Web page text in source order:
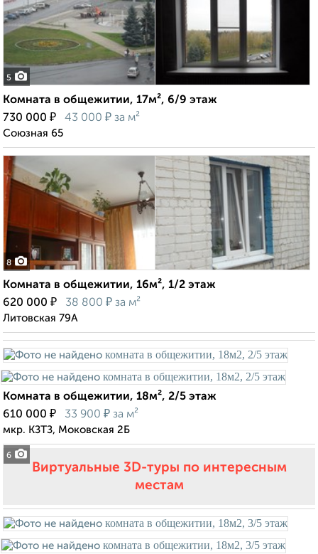
5
Комната в общежитии, 17м², 6/9 этаж
730 000 ₽ 43 000 ₽ за м²
Союзная 65
8
Комната в общежитии, 16м², 1/2 этаж
620 000 ₽ 38 800 ₽ за м²
Литовская 79А
6
Комната в общежитии, 18м², 2/5 этаж
610 000 ₽ 33 900 ₽ за м²
мкр. КЗТЗ, Моковская 2Б
Виртуальные 3D-туры по интересным
местам